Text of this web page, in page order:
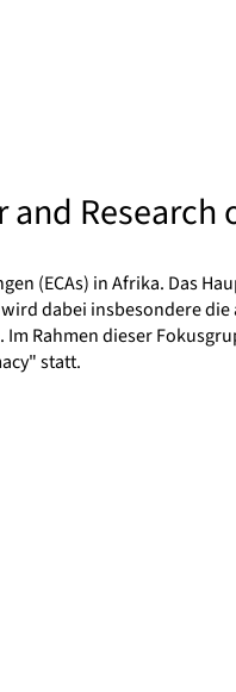
and
(ECAs) in Afrika. Das
dabei insbesondere
Rahmen dieser
statt.